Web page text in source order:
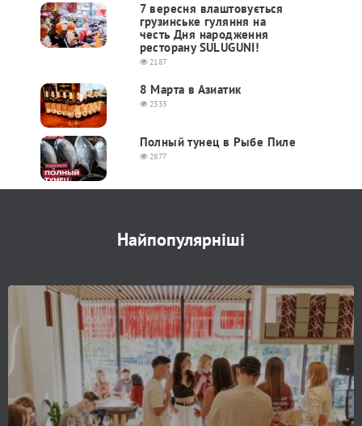
7 вересня влаштовується
грузинське гуляння на
честь Дня народження
ресторану SULUGUNI!
2187
8 Марта в Азиатик
2333
Полный тунец в Рыбе Пиле
2877
Найпопулярніші